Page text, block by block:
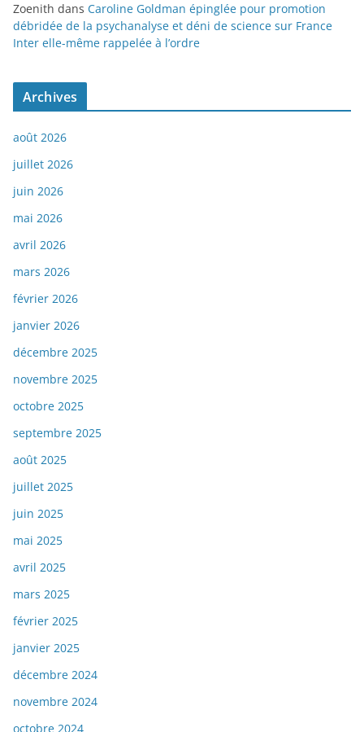
Zoenith dans Caroline Goldman épinglée pour promotion
débridée de la psychanalyse et déni de science sur France
Inter elle-même rappelée à l’ordre
Archives
août 2026
juillet 2026
juin 2026
mai 2026
avril 2026
mars 2026
février 2026
janvier 2026
décembre 2025
novembre 2025
octobre 2025
septembre 2025
août 2025
juillet 2025
juin 2025
mai 2025
avril 2025
mars 2025
février 2025
janvier 2025
décembre 2024
novembre 2024
octobre 2024